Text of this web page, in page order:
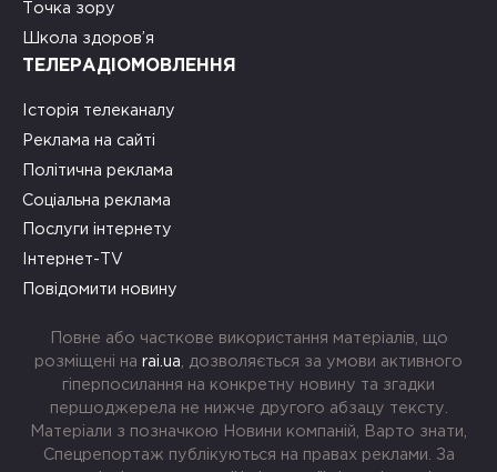
Точка зору
Школа здоров’я
ТЕЛЕРАДІОМОВЛЕННЯ
Історія телеканалу
Реклама на сайті
Політична реклама
Соціальна реклама
Послуги інтернету
Інтернет-TV
Повідомити новину
Повне або часткове використання матеріалів, що
розміщені на rai.ua , дозволяється за умови активного
гіперпосилання на конкретну новину та згадки
першоджерела не нижче другого абзацу тексту.
Матеріали з позначкою Новини компаній, Варто знати,
Спецрепортаж публікуються на правах реклами. За